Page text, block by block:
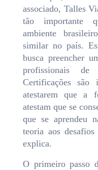
associado, Talles
tão importante
ambiente
similar no país.
busca preencher
profissionais
Certificações são
atestarem que a
atestam que se
que se aprendeu
teoria aos
explica.
O primeiro passo